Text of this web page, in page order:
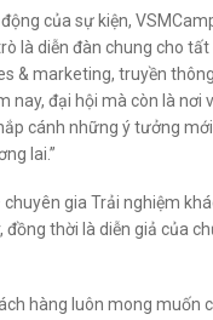
của sự kiện,
là diễn đàn chung cho
& marketing, truyền
nay, đại hội mà còn là nơi
cánh những ý tưởng
lai.”
gia Trải nghiệm
đồng thời là diễn giả của
hàng luôn mong muốn